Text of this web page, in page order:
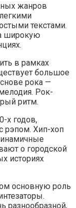
жанров
текстами.
широкую
в рамках
большое
рока —
Рок-
ритм.
х годов,
рэпом. Хип-хоп
о городской
историях
основную роль
разнообразной,